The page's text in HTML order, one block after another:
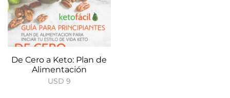
De Cero a Keto: Plan de
Alimentación
USD 9